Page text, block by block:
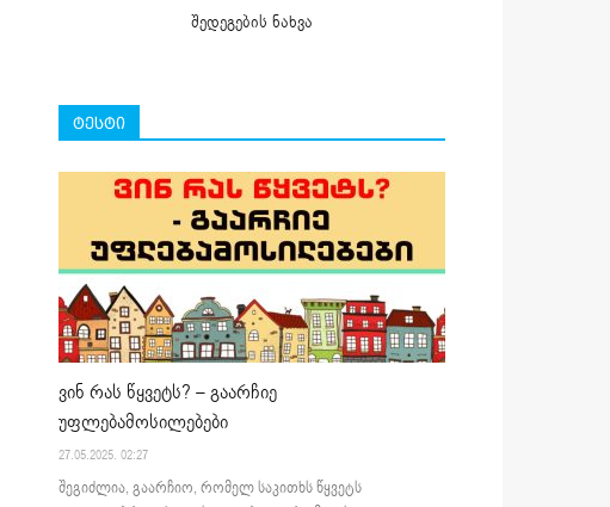
შედეგების ნახვა
ტესტი
ვინ რას წყვეტს? – გაარჩიე
უფლებამოსილებები
27.05.2025. 02:27
შეგიძლია, გაარჩიო, რომელ საკითხს წყვეტს